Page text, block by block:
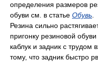
определения размеров
обуви см. в статье Обувь
Резина сильно
пригонку резиновой
каблук и задник с трудом
тому, что задник быстро